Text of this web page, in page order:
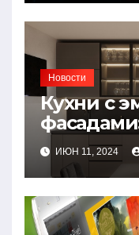
Новости
Кухни с
решении
ИЮН 11, 2024